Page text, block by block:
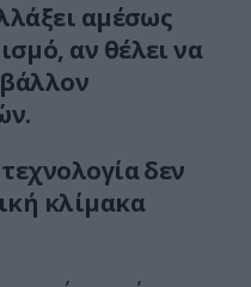
αμέσως
αν θέλει να
δεν
κλίμακα